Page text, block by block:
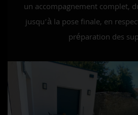
un accompagnement complet,
jusqu’à la pose finale, en
préparation des